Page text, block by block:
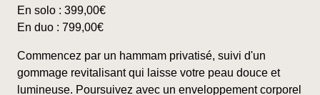
choisies
sur
la
En solo : 399,00€
En duo : 799,00€
Commencez par un hammam privatisé, suivi d'un
gommage revitalisant qui laisse votre peau douce et
lumineuse. Poursuivez avec un enveloppement corporel